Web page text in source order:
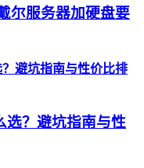
尔服务器加硬盘要
选？避坑指南与性